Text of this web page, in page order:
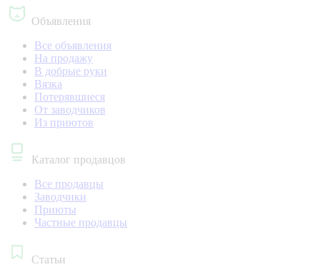
Объявления
Все объявления
На продажу
В добрые руки
Вязка
Потерявшиеся
От заводчиков
Из приютов
Каталог продавцов
Все продавцы
Заводчики
Приюты
Частные продавцы
Статьи